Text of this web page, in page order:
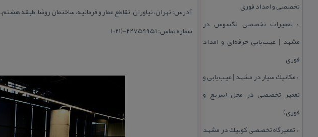
تخصصی و امداد فوری
:: تعمیرات تخصصی لكسوس در
مشهد | عیب‌یابی حرفه‌ای و امداد
فوری
:: مكانیك سیار در مشهد | عیب‌یابی و
تعمیر تخصصی در محل (سریع و
فوری)
:: تعمیرگاه تخصصی كوییك در مشهد
آدرس: تهران، نیاوران، تقاطع عمار و فرمانیه، ساختمان روشا، طبقه هشتم.
شماره تماس: ۲۲۷۵۹۹۵۱-(۰۲۱)